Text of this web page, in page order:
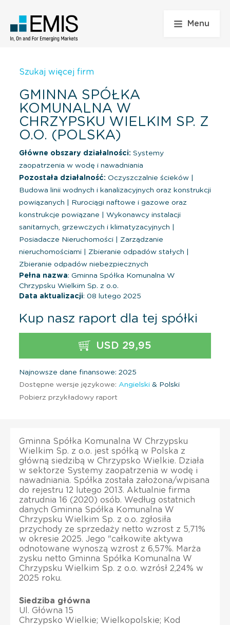
Menu
Szukaj więcej firm
GMINNA SPÓŁKA
KOMUNALNA W
CHRZYPSKU WIELKIM SP. Z
O.O. (POLSKA)
Główne obszary działalności: Systemy
zaopatrzenia w wodę i nawadniania
Pozostała działalność: Oczyszczalnie ścieków
Budowa linii wodnych i kanalizacyjnych oraz konstrukcji
powiązanych
Rurociągi naftowe i gazowe oraz
konstrukcje powiązane
Wykonawcy instalacji
sanitarnych, grzewczych i klimatyzacyjnych
Posiadacze Nieruchomości
Zarządzanie
nieruchomościami
Zbieranie odpadów stałych
Zbieranie odpadów niebezpiecznych
Pełna nazwa: Gminna Spółka Komunalna W
Chrzypsku Wielkim Sp. z o.o.
Data aktualizacji: 08 lutego 2025
Kup nasz raport dla tej spółki
USD 29,95
Najnowsze dane finansowe: 2025
Dostępne wersje językowe: Angielski & Polski
Pobierz przykładowy raport
Gminna Spółka Komunalna W Chrzypsku
Wielkim Sp. z o.o. jest spółką w Polska z
główną siedzibą w Chrzypsko Wielkie. Działa
w sektorze Systemy zaopatrzenia w wodę i
nawadniania. Spółka została założona/wpisana
do rejestru 12 lutego 2013. Aktualnie firma
zatrudnia 16 (2020) osób. Według ostatnich
danych Gminna Spółka Komunalna W
Chrzypsku Wielkim Sp. z o.o. zgłosiła
przychody ze sprzedaży netto wzrost z 5,71%
w okresie 2025. Jego "całkowite aktywa
odnotowane wynoszą wzrost z 6,57%. Marża
zysku netto Gminna Spółka Komunalna W
Chrzypsku Wielkim Sp. z o.o. wzrósł 2,24% w
2025 roku.
Siedziba główna
Ul. Główna 15
Chrzypsko Wielkie; Wielkopolskie; Kod